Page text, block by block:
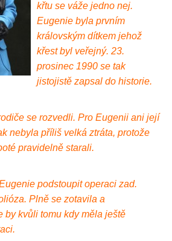
křtu se váže jedno nej.
Eugenie byla prvním
královským dítkem jehož
křest byl veřejný. 23.
prosinec 1990 se tak
jistojistě zapsal do historie.
se rozvedli. Pro Eugenii ani její
nebyla příliš velká ztráta, protože
pravidelně starali.
podstoupit operaci zad.
Plně se zotavila a
by kvůli tomu kdy měla ještě